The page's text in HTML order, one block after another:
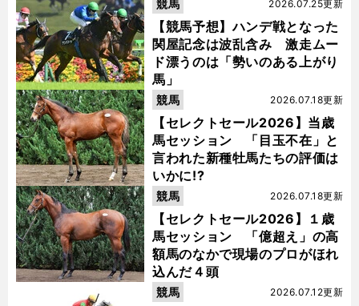
【競馬予想】ハンデ戦となった
関屋記念は波乱含み 激走ムー
ド漂うのは「勢いのある上がり
馬」
2026.07.25更新
競馬
【セレクトセール2026】当歳
馬セッション 「目玉不在」と
言われた新種牡馬たちの評価は
いかに!?
2026.07.18更新
競馬
【セレクトセール2026】１歳
馬セッション 「億超え」の高
額馬のなかで現場のプロがほれ
込んだ４頭
2026.07.18更新
競馬
2026.07.12更新
競馬